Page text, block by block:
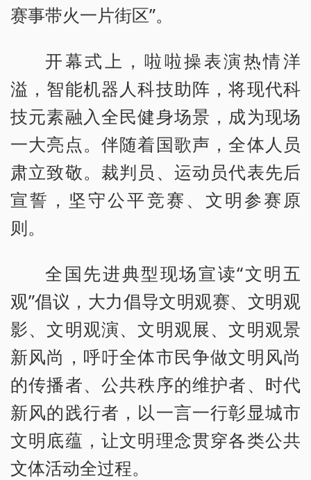
赛事带火一片街区”。
开幕式上，啦啦操表演热情洋
溢，智能机器人科技助阵，将现代科
技元素融入全民健身场景，成为现场
一大亮点。伴随着国歌声，全体人员
肃立致敬。裁判员、运动员代表先后
宣誓，坚守公平竞赛、文明参赛原
则。
全国先进典型现场宣读“文明五
观”倡议，大力倡导文明观赛、文明观
影、文明观演、文明观展、文明观景
新风尚，呼吁全体市民争做文明风尚
的传播者、公共秩序的维护者、时代
新风的践行者，以一言一行彰显城市
文明底蕴，让文明理念贯穿各类公共
文体活动全过程。